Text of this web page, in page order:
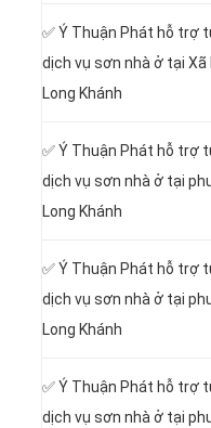
✅ Ý Thuận Phát hỗ trợ
dịch vụ sơn nhà ở tại Xã
Long Khánh
✅ Ý Thuận Phát hỗ trợ
dịch vụ sơn nhà ở tại
Long Khánh
✅ Ý Thuận Phát hỗ trợ
dịch vụ sơn nhà ở tại
Long Khánh
✅ Ý Thuận Phát hỗ trợ
dịch vụ sơn nhà ở tại